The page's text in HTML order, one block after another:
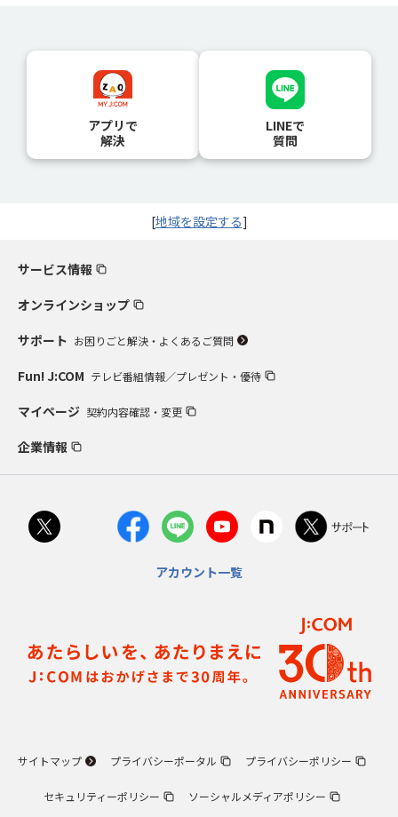
アプリで
解決
LINEで
質問
[地域を設定する]
サービス情報
オンラインショップ
サポート お困りごと解決・よくあるご質問
Fun! J:COM テレビ番組情報／プレゼント・優待
マイページ 契約内容確認・変更
企業情報
アカウント一覧
サイトマップ プライバシーポータル プライバシーポリシー
セキュリティーポリシー ソーシャルメディアポリシー